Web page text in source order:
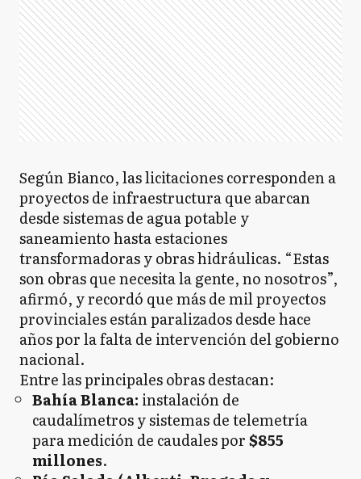
Según Bianco, las licitaciones corresponden a
proyectos de infraestructura que abarcan
desde sistemas de agua potable y
saneamiento hasta estaciones
transformadoras y obras hidráulicas. “Estas
son obras que necesita la gente, no nosotros”,
afirmó, y recordó que más de mil proyectos
provinciales están paralizados desde hace
años por la falta de intervención del gobierno
nacional.
Entre las principales obras destacan:
Bahía Blanca: instalación de
caudalímetros y sistemas de telemetría
para medición de caudales por$855
millones.